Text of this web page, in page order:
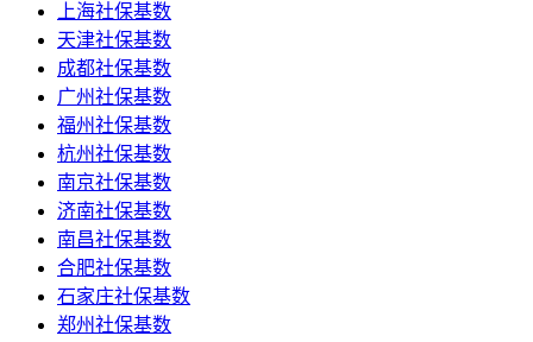
上海社保基数
天津社保基数
成都社保基数
广州社保基数
福州社保基数
杭州社保基数
南京社保基数
济南社保基数
南昌社保基数
合肥社保基数
石家庄社保基数
郑州社保基数